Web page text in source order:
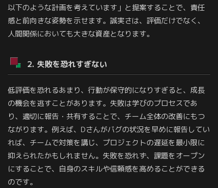
以下のような計画を考えています」と提案することで、責任
感と前向きな姿勢を示せます。誠実さは、評価だけでなく、
人間関係においても大きな資産となります。
2. 失敗を恐れすぎない
低評価を恐れるあまり、行動が保守的になりすぎると、成長
の機会を逃すことがあります。失敗は学びのプロセスであ
り、適切に報告・共有することで、チーム全体の改善にもつ
ながります。例えば、Dさんがバグの状況を早めに報告してい
れば、チームで対策を講じ、プロジェクトの遅延を最小限に
抑えられたかもしれません。失敗を恐れず、課題をオープン
にすることで、自身のスキルや信頼感を高めることができる
のです。